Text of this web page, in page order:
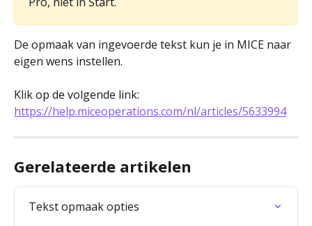
De opmaak van ingevoerde tekst kun je in MICE naar
eigen wens instellen.
Klik op de volgende link:
https://help.miceoperations.com/nl/articles/5633994
Gerelateerde artikelen
Tekst opmaak opties